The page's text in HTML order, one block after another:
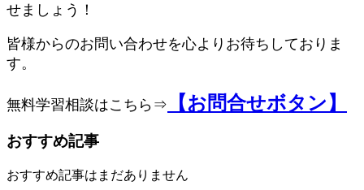
せましょう！
皆様からのお問い合わせを心よりお待ちしておりま
す。
無料学習相談はこちら⇒ 【お問合せボタン】
おすすめ記事
おすすめ記事はまだありません